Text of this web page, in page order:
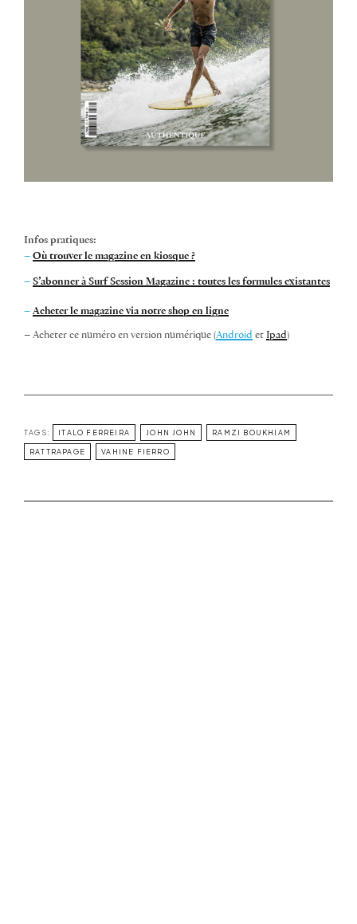
Infos pratiques:
– Où trouver le magazine en kiosque ?
– S’abonner à Surf Session Magazine : toutes les formules existantes
– Acheter le magazine via notre shop en ligne
– Acheter ce numéro en version numérique (Android et Ipad)
TAGS: ITALO FERREIRA JOHN JOHN RAMZI BOUKHIAM
RATTRAPAGE VAHINE FIERRO